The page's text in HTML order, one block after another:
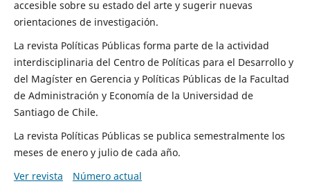
accesible sobre su estado del arte y sugerir nuevas
orientaciones de investigación.
La revista Políticas Públicas forma parte de la actividad
interdisciplinaria del Centro de Políticas para el Desarrollo y
del Magíster en Gerencia y Políticas Públicas de la Facultad
de Administración y Economía de la Universidad de
Santiago de Chile.
La revista Políticas Públicas se publica semestralmente los
meses de enero y julio de cada año.
Ver revista
Número actual